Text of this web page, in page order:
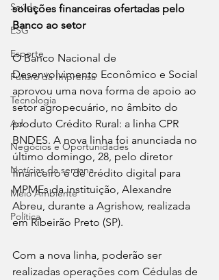
Saúde
ESG
Esporte
Futuro da Imprensa
Tecnologia
Ad
Negócios e Oportunidades
Notícias da semana
Meio Ambiente
Política
soluções financeiras ofertadas pelo
Banco ao setor
O Banco Nacional de
Desenvolvimento Econômico e Social
aprovou uma nova forma de apoio ao
setor agropecuário, no âmbito do
produto Crédito Rural: a linha CPR
BNDES. A nova linha foi anunciada no
último domingo, 28, pelo diretor
financeiro e de crédito digital para
MPMEs da instituição, Alexandre
Abreu, durante a Agrishow, realizada
em Ribeirão Preto (SP).
Com a nova linha, poderão ser
realizadas operações com Cédulas de